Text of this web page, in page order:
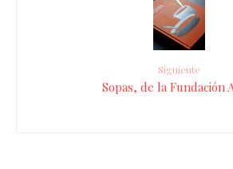
Siguiente
Sopas, de la Fundación